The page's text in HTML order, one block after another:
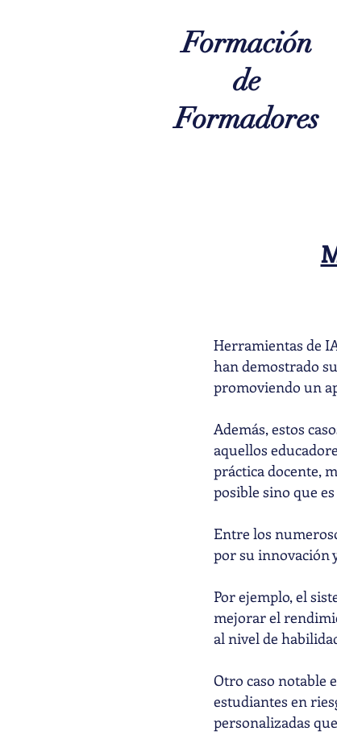
Formación
de
Formadores
Herramientas de
han demostrado
promoviendo un
Además, estos
aquellos
práctica docente,
posible sino que
Entre los
por su innovación
Por ejemplo, el
mejorar el
al nivel de
Otro caso notable
estudiantes en
personalizadas